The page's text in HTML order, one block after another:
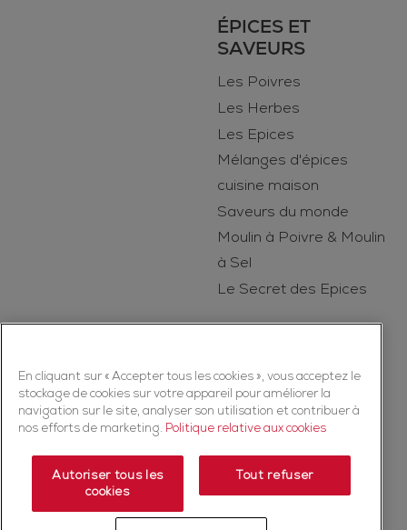
ÉPICES ET
SAVEURS
Les Poivres
Les Herbes
Les Epices
Mélanges d'épices
cuisine maison
Saveurs du monde
Moulin à Poivre & Moulin
à Sel
Le Secret des Epices
Copyright © 2026 Ducros (McCormick & Company, Inc). Tous droits
réservés
Politique de confidentialité
Politique relative aux cookies
Plan du Site
En cliquant sur « Accepter tous les cookies », vous acceptez le
stockage de cookies sur votre appareil pour améliorer la
navigation sur le site, analyser son utilisation et contribuer à
nos efforts de marketing. Politique relative aux cookies
Autoriser tous les
cookies
Tout refuser